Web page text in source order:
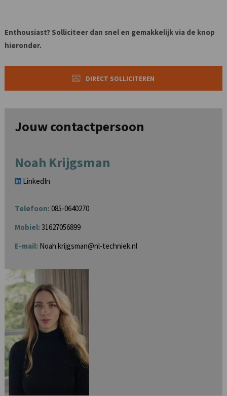
Enthousiast? Solliciteer dan snel en gemakkelijk via de knop
hieronder.
DIRECT SOLLICITEREN
Jouw contactpersoon
Noah Krijgsman
LinkedIn
Telefoon: 085-0640270
Mobiel: 31627056899
E-mail: Noah.krijgsman@nl-techniek.nl